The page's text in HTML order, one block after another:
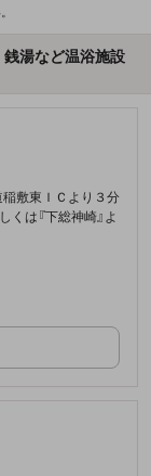
湯など温浴施設
敷東ＩＣより３分
くは『下総神崎』よ